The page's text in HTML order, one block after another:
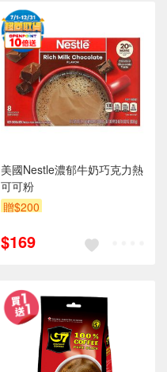
美國Nestle濃郁牛奶巧克力熱
可可粉
贈$200
$169